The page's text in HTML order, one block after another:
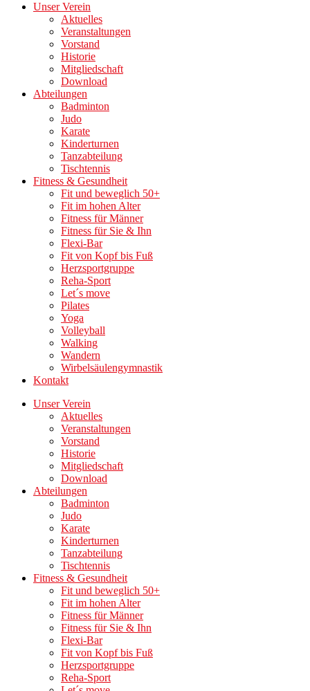
Unser Verein
Aktuelles
Veranstaltungen
Vorstand
Historie
Mitgliedschaft
Download
Abteilungen
Badminton
Judo
Karate
Kinderturnen
Tanzabteilung
Tischtennis
Fitness & Gesundheit
Fit und beweglich 50+
Fit im hohen Alter
Fitness für Männer
Fitness für Sie & Ihn
Flexi-Bar
Fit von Kopf bis Fuß
Herzsportgruppe
Reha-Sport
Let´s move
Pilates
Yoga
Volleyball
Walking
Wandern
Wirbelsäulengymnastik
Kontakt
Unser Verein
Aktuelles
Veranstaltungen
Vorstand
Historie
Mitgliedschaft
Download
Abteilungen
Badminton
Judo
Karate
Kinderturnen
Tanzabteilung
Tischtennis
Fitness & Gesundheit
Fit und beweglich 50+
Fit im hohen Alter
Fitness für Männer
Fitness für Sie & Ihn
Flexi-Bar
Fit von Kopf bis Fuß
Herzsportgruppe
Reha-Sport